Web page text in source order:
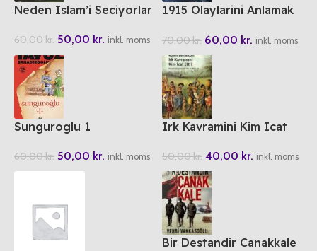
Neden Islam’i Seciyorlar
60,00kr. 50,00 kr. inkl. moms
1915 Olaylarini Anlamak
70,00kr. 60,00 kr. inkl. moms
Sunguroglu 1
60,00kr. 50,00 kr. inkl. moms
Irk Kavramini Kim Icat
50,00kr. 40,00 kr. inkl. moms
Bir Destandir Canakkale